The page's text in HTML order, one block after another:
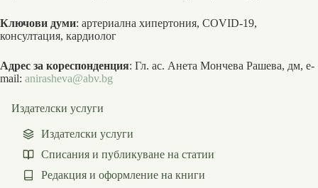
Ключови думи: артериална хипертония, COVID-19,
консултация, кардиолог
Адрес за кореспонденция: Гл. ас. Анета Мончева Рашева, дм, e-
mail: anirasheva@abv.bg
Издателски услуги
Издателски услуги
Списания и публикуване на статии
Редакция и оформление на книги